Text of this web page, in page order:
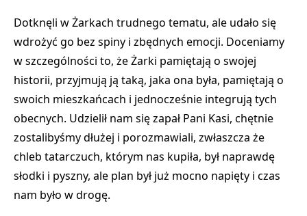
Dotknęli w Żarkach trudnego tematu, ale udało się
wdrożyć go bez spiny i zbędnych emocji. Doceniamy
w szczególności to, że Żarki pamiętają o swojej
historii, przyjmują ją taką, jaka ona była, pamiętają o
swoich mieszkańcach i jednocześnie integrują tych
obecnych. Udzielił nam się zapał Pani Kasi, chętnie
zostalibyśmy dłużej i porozmawiali, zwłaszcza że
chleb tatarczuch, którym nas kupiła, był naprawdę
słodki i pyszny, ale plan był już mocno napięty i czas
nam było w drogę.